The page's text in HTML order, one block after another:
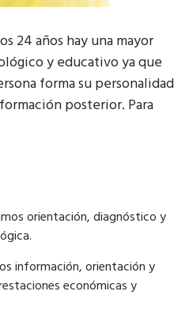
24 años hay una mayor
y educativo ya que
forma su personalidad
posterior. Para
orientación, diagnóstico y
información, orientación y
económicas y